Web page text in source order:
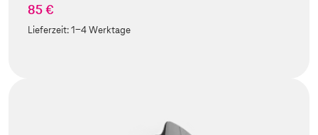
85 €
Lieferzeit:1-4 Werktage